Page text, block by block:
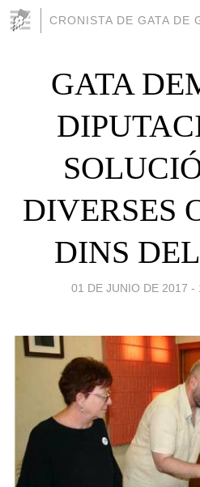
CRONISTA DE GATA DE
GATA
DIVERSES
DINS
01 DE JUNIO DE 2017 -